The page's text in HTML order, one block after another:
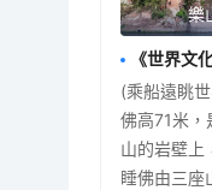
樂
《世界文
(乘船遠眺
佛高71米，
山的岩壁上
睡佛由三